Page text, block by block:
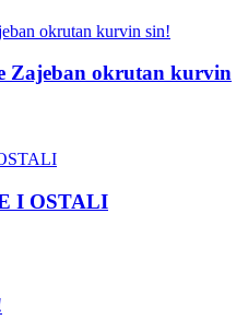
Zajeban okrutan kurvin
I OSTALI